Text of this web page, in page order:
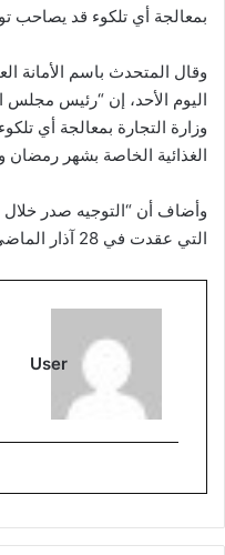
بمعالجة أي تلكوء قد يصاحب
وقال المتحدث باسم الأمانة
اليوم الأحد، إن “رئيس مجلس
وزارة التجارة بمعالجة أي
الغذائية الخاصة بشهر رمضان
التي عقدت في 28 آذار الماضي”.
User